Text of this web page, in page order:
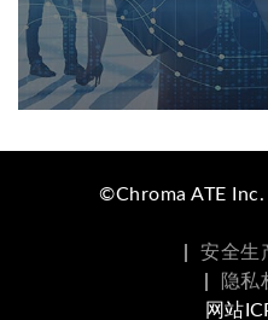
©Chroma ATE Inc.
安全生
隐私
网站